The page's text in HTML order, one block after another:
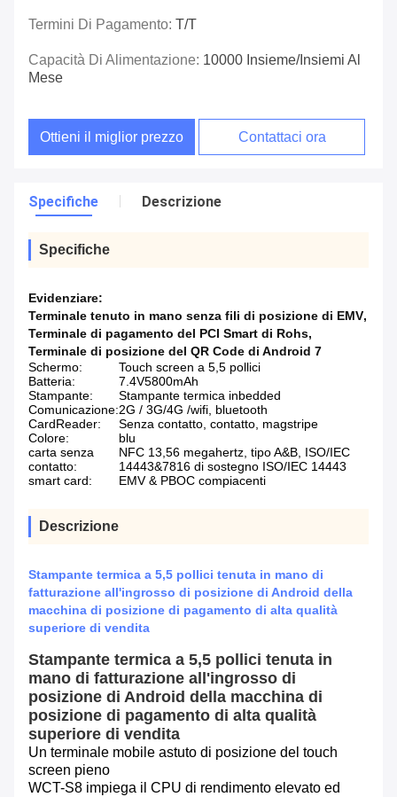
Termini Di Pagamento: T/T
Capacità Di Alimentazione: 10000 Insieme/insiemi Al
Mese
Ottieni il miglior prezzo Contattaci ora
Specifiche Descrizione
Specifiche
Evidenziare:
Terminale tenuto in mano senza fili di posizione di EMV,
Terminale di pagamento del PCI Smart di Rohs,
Terminale di posizione del QR Code di Android 7
Schermo:
Touch screen a 5,5 pollici
Batteria:
7.4V5800mAh
Stampante:
Stampante termica inbedded
Comunicazione:2G / 3G/4G /wifi, bluetooth
CardReader:
Senza contatto, contatto, magstripe
Colore:
blu
carta senza
contatto:
NFC 13,56 megahertz, tipo A&B, ISO/IEC
14443&7816 di sostegno ISO/IEC 14443
smart card:
EMV & PBOC compiacenti
Descrizione
Stampante termica a 5,5 pollici tenuta in mano di
fatturazione all'ingrosso di posizione di Android della
macchina di posizione di pagamento di alta qualità
superiore di vendita
Stampante termica a 5,5 pollici tenuta in
mano di fatturazione all'ingrosso di
posizione di Android della macchina di
posizione di pagamento di alta qualità
superiore di vendita
Un terminale mobile astuto di posizione del touch
screen pieno
WCT-S8 impiega il CPU di rendimento elevato ed